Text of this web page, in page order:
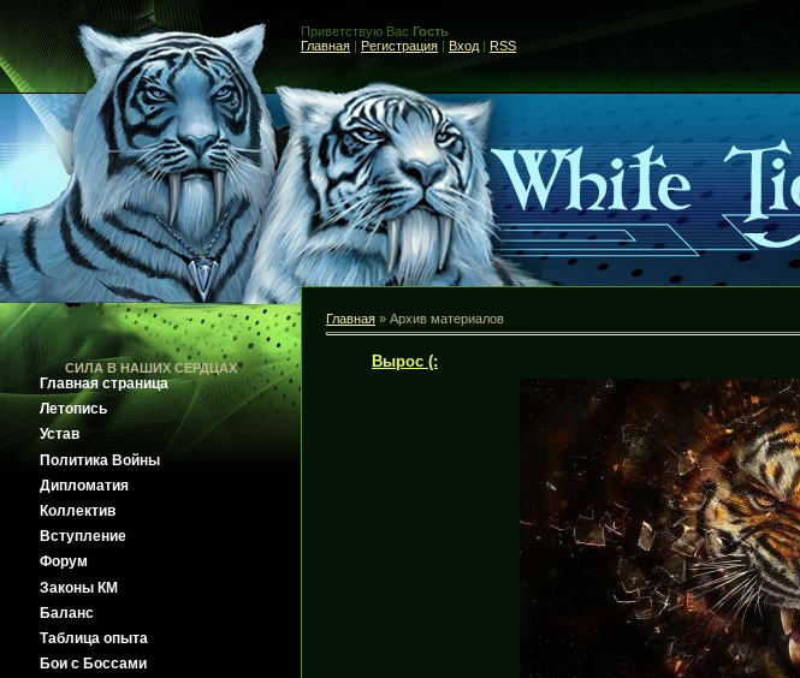
СИЛА В НАШИХ СЕРДЦАХ
Главная страница
Летопись
Устав
Политика Войны
Дипломатия
Коллектив
Вступление
Форум
Законы КМ
Баланс
Таблица опыта
Бои с Боссами
Приветствую Вас Гость
Главная | Регистрация | Вход | RSS
Главная » Архив материалов
Вырос (: